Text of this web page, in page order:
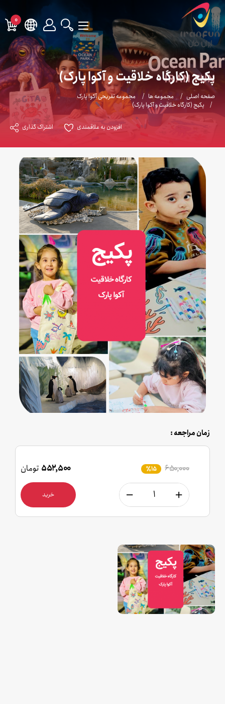
0
پکیج (کارگاه خلاقیت و آکوا پارک)
صفحه اصلی مجموعه ها
مجموعه تفریحی آکوا پارک
پکیج (کارگاه خلاقیت و آکوا پارک)
افزودن به علاقمندی اشتراک گذاری
زمان مراجعه :
۶۵۰,۰۰۰ ٪15 ۵۵۲,۵۰۰ تومان
خرید